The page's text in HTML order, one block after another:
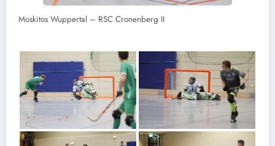
Moskitos Wuppertal – RSC Cronenberg II